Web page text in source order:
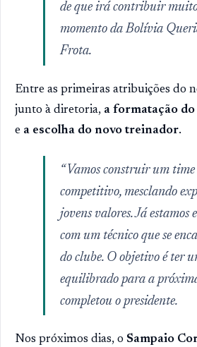
de que irá contribuir
momento da Bolívia
Frota.
Entre as primeiras atribuições do
junto à diretoria, a formatação
e a escolha do novo treinador.
“Vamos construir um
competitivo, mesclando
jovens valores. Já
com um técnico que se
do clube. O objetivo é ter
equilibrado para a
completou o presidente.
Nos próximos dias, o Sampaio